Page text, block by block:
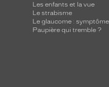
Les enfants et la vue
Le strabisme
Le glaucome :
Paupière qui tremble ?